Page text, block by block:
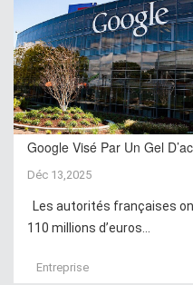
Google Visé Par Un Gel
Déc 13,2025
Les autorités françaises
110 millions d’euros...
Entreprise